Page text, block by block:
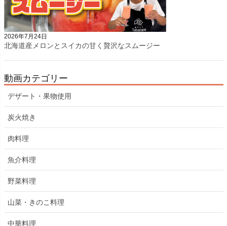
2026年7月24日
北海道産メロンとスイカの甘く贅沢なスムージー
動画カテゴリー
デザート・果物使用
炭火焼き
肉料理
魚介料理
野菜料理
山菜・きのこ料理
中華料理